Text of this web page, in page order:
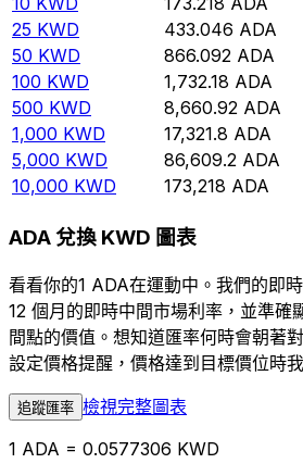
25 KWD 433.046 ADA
50 KWD 866.092 ADA
100 KWD 1,732.18 ADA
500 KWD 8,660.92 ADA
1,000 KWD 17,321.8 ADA
5,000 KWD 86,609.2 ADA
10,000 KWD 173,218 ADA
ADA 兌換 KWD 圖表
看看你的1 ADA在運動中。我們的即
12 個月的即時中間市場利率，並準確
間點的價值。想知道匯率何時會朝著
設定價格提醒，價格達到目標價位時
追蹤匯率 檢視完整圖表
1 ADA = 0.0577306 KWD